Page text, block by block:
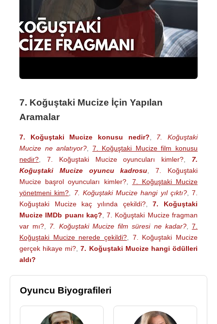
7. Koğuştaki Mucize İçin Yapılan
Aramalar
7. Koğuştaki Mucize konusu nedir?
7. Koğuştaki
Mucize ne anlatıyor?
7. Koğuştaki Mucize film konusu
nedir?
7. Koğuştaki Mucize oyuncuları kimler?
7.
Koğuştaki Mucize oyuncu kadrosu ,7. Koğuştaki
Mucize başrol oyuncuları kimler?, 7. Koğuştaki Mucize
yönetmeni kim?
7. Koğuştaki Mucize hangi yıl çıktı?, 7.
Koğuştaki Mucize kaç yılında çekildi?,7. Koğuştaki
Mucize IMDb puanı kaç? ,7. Koğuştaki Mucize fragman
var mı?
7. Koğuştaki Mucize film süresi ne kadar?,7.
Koğuştaki Mucize nerede çekildi?
7. Koğuştaki Mucize
gerçek hikaye mi? ,7. Koğuştaki Mucize hangi ödülleri
aldı?
Oyuncu Biyografileri